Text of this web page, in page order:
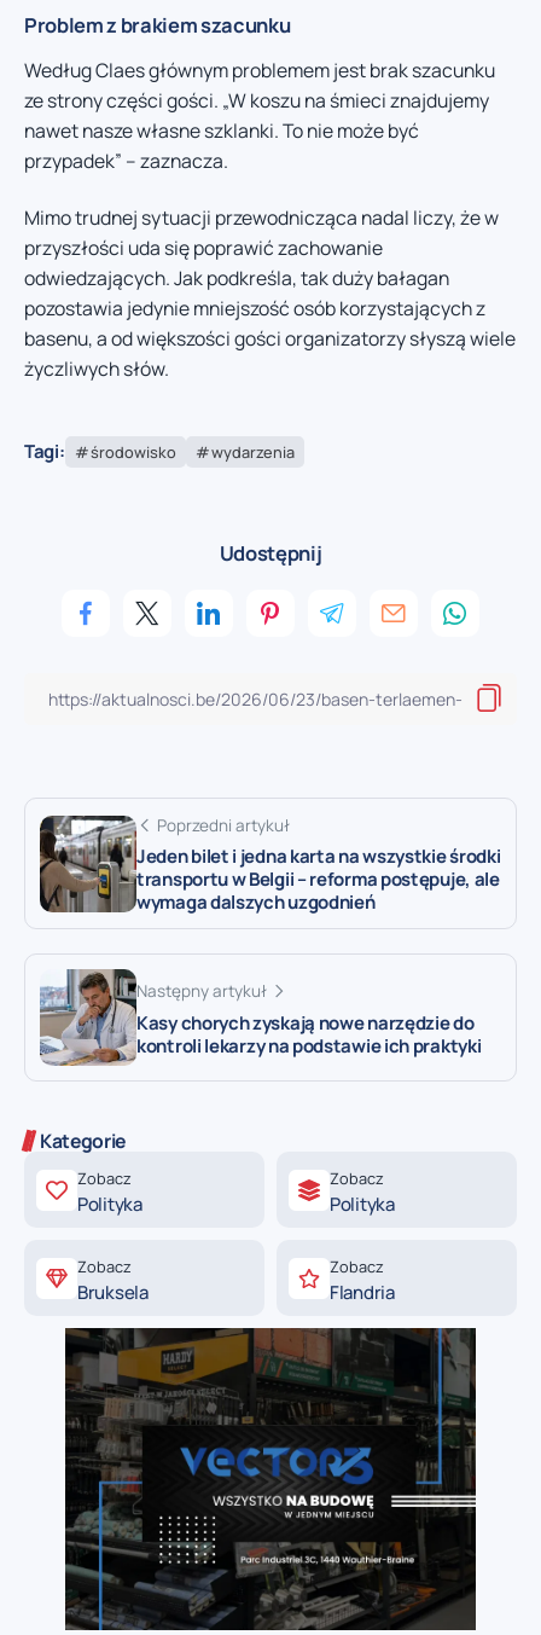
Problem z brakiem szacunku
Według Claes głównym problemem jest brak szacunku
ze strony części gości. „W koszu na śmieci znajdujemy
nawet nasze własne szklanki. To nie może być
przypadek” – zaznacza.
Mimo trudnej sytuacji przewodnicząca nadal liczy, że w
przyszłości uda się poprawić zachowanie
odwiedzających. Jak podkreśla, tak duży bałagan
pozostawia jedynie mniejszość osób korzystających z
basenu, a od większości gości organizatorzy słyszą wiele
życzliwych słów.
Tagi: środowisko wydarzenia
Udostępnij
Poprzedni artykuł
Jeden bilet i jedna karta na wszystkie środki
transportu w Belgii – reforma postępuje, ale
wymaga dalszych uzgodnień
Następny artykuł
Kasy chorych zyskają nowe narzędzie do
kontroli lekarzy na podstawie ich praktyki
Kategorie
Zobacz
Polityka
Zobacz
Polityka
Zobacz
Bruksela
Zobacz
Flandria